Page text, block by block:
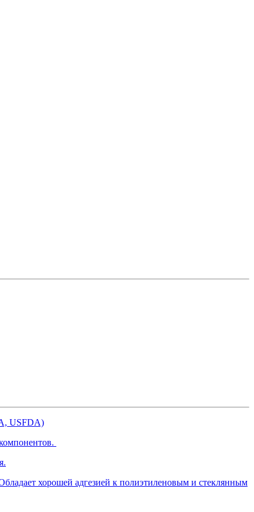
USFDA)
хорошей адгезией к полиэтиленовым и стеклянным